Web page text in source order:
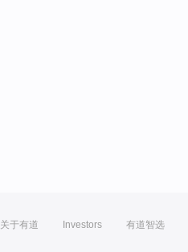
关于有道 Investors 有道智选